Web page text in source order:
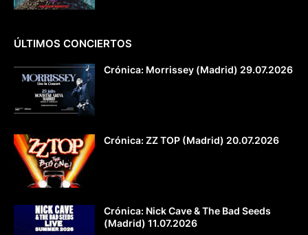
ÚLTIMOS CONCIERTOS
Crónica: Morrissey (Madrid) 29.07.2026
Crónica: ZZ TOP (Madrid) 20.07.2026
Crónica: Nick Cave & The Bad Seeds
(Madrid) 11.07.2026